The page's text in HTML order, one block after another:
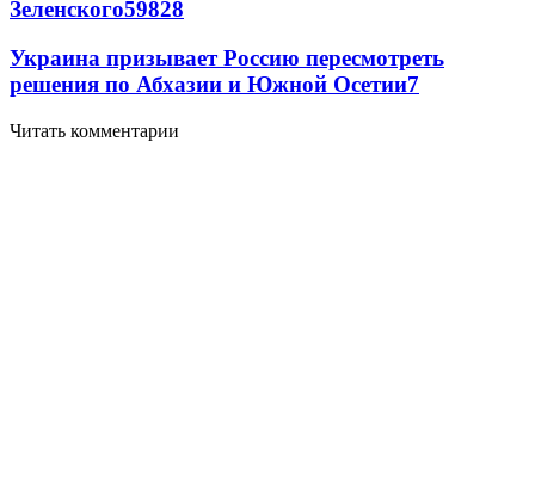
Зеленского59828
Украина призывает Россию пересмотреть
решения по Абхазии и Южной Осетии7
Читать комментарии